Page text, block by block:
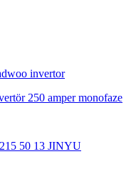
250 amper monofaze